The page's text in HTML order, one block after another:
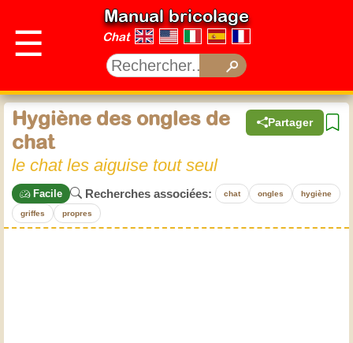
☰
Manual bricolage
Chat
Partager
Hygiène des ongles de
chat
le chat les aiguise tout seul
Facile Recherches associées: chat ongles hygiène
griffes propres